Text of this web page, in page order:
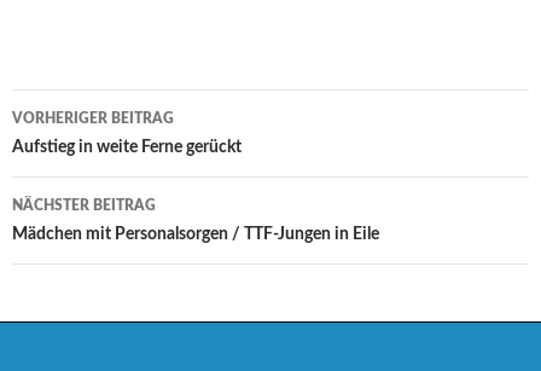
Beitrags-
Navigation
VORHERIGER BEITRAG
Aufstieg in weite Ferne gerückt
NÄCHSTER BEITRAG
Mädchen mit Personalsorgen / TTF-Jungen in Eile